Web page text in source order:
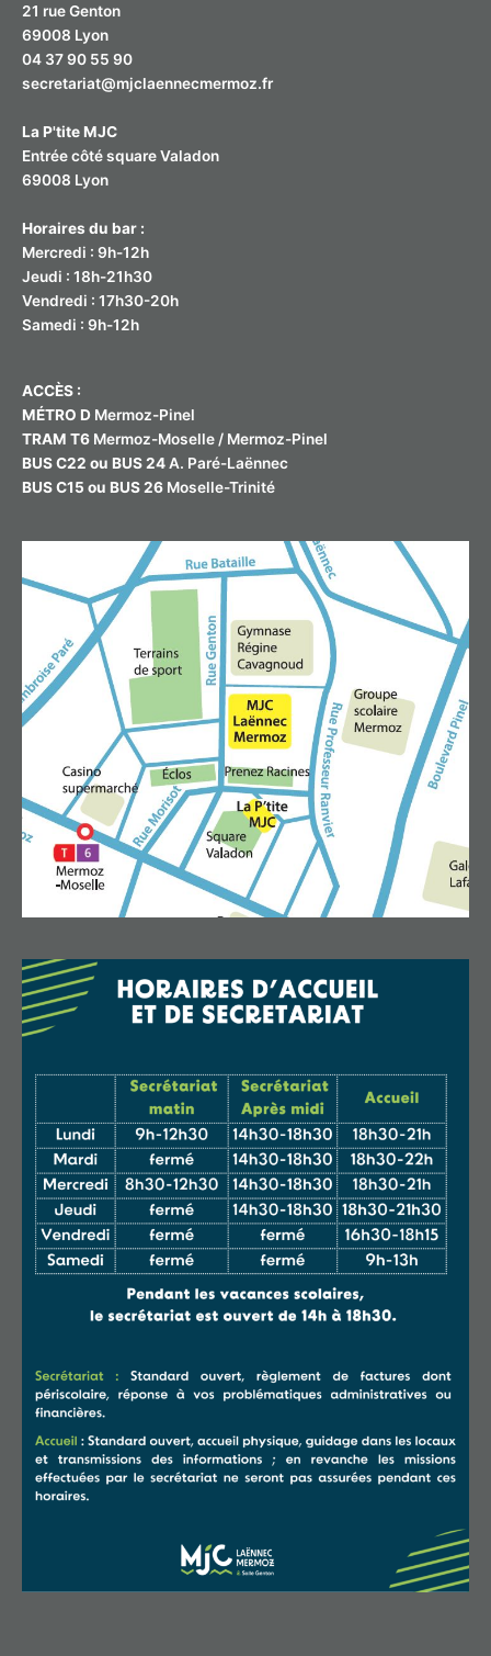
21 rue Genton
69008 Lyon
04 37 90 55 90
secretariat@mjclaennecmermoz.fr
La P'tite MJC
Entrée côté square Valadon
69008 Lyon
Horaires du bar :
Mercredi : 9h-12h
Jeudi : 18h-21h30
Vendredi : 17h30-20h
Samedi : 9h-12h
ACCÈS :
MÉTRO D Mermoz-Pinel
TRAM T6 Mermoz-Moselle / Mermoz-Pinel
BUS C22 ou BUS 24 A. Paré-Laënnec
BUS C15 ou BUS 26 Moselle-Trinité